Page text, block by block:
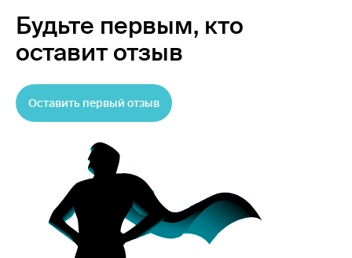
Будьте первым, кто
оставит отзыв
Оставить первый отзыв